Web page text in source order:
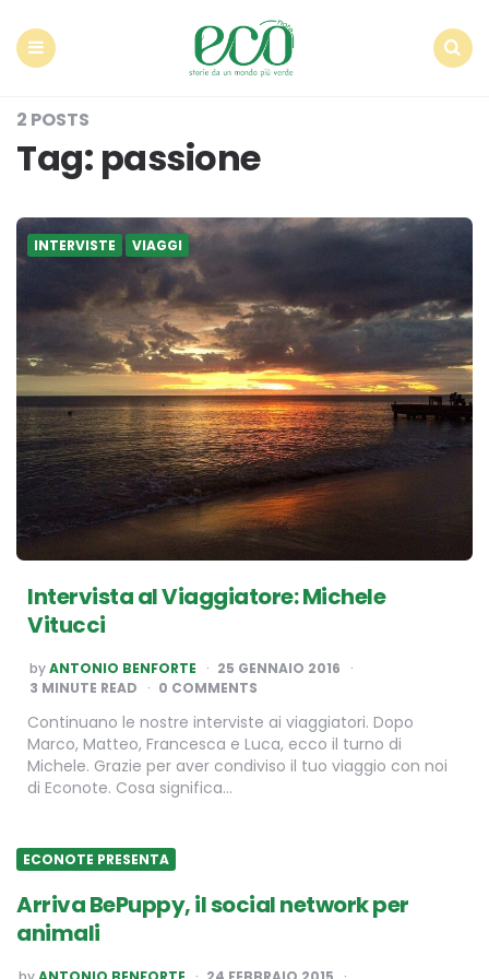
2 POSTS
Tag: passione
INTERVISTE VIAGGI
Intervista al Viaggiatore: Michele
Vitucci
POSTED
BY
byANTONIO BENFORTE
25 GENNAIO 2016
3 MINUTE READ 0 COMMENTS
Continuano le nostre interviste ai viaggiatori. Dopo
Marco, Matteo, Francesca e Luca, ecco il turno di
Michele. Grazie per aver condiviso il tuo viaggio con noi
di Econote. Cosa significa…
ECONOTE PRESENTA
Arriva BePuppy, il social network per
animali
POSTED